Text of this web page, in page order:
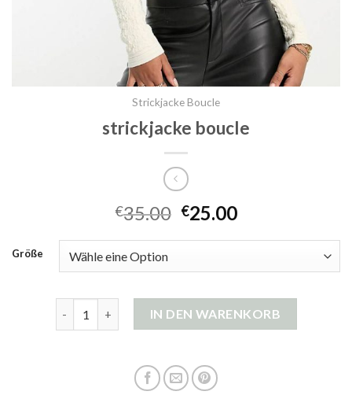
Strickjacke Boucle
strickjacke boucle
€35.00 €25.00
Größe
strickjacke boucle MengeIN DEN WARENKORB